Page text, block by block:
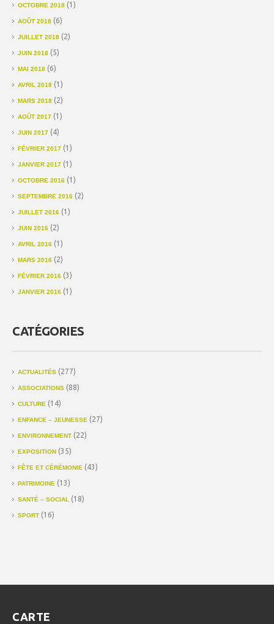
OCTOBRE 2018 (1)
AOÛT 2018 (6)
JUILLET 2018 (2)
JUIN 2018 (5)
MAI 2018 (6)
AVRIL 2018 (1)
MARS 2018 (2)
AOÛT 2017 (1)
JUIN 2017 (4)
FÉVRIER 2017 (1)
JANVIER 2017 (1)
OCTOBRE 2016 (1)
SEPTEMBRE 2016 (2)
JUILLET 2016 (1)
JUIN 2016 (2)
AVRIL 2016 (1)
MARS 2016 (2)
FÉVRIER 2016 (3)
JANVIER 2016 (1)
CATÉGORIES
ACTUALITÉS (277)
ASSOCIATIONS (88)
CULTURE (14)
ENFANCE – JEUNESSE (27)
ENVIRONNEMENT (22)
EXPOSITION (35)
FÊTE ET CÉRÉMONIE (43)
PATRIMOINE (13)
SANTÉ – SOCIAL (18)
SPORT (16)
CARTE